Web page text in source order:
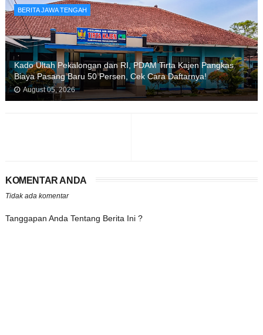
BERITA JAWA TENGAH
Kado Ultah Pekalongan dan RI, PDAM Tirta Kajen Pangkas
Biaya Pasang Baru 50 Persen, Cek Cara Daftarnya!
August 05, 2026
KOMENTAR ANDA
Tidak ada komentar
Tanggapan Anda Tentang Berita Ini ?